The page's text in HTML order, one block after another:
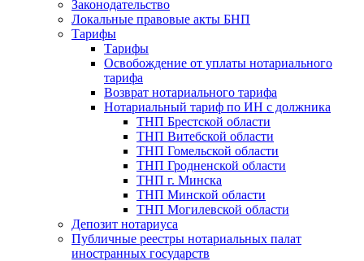
Законодательство
Локальные правовые акты БНП
Тарифы
Тарифы
Освобождение от уплаты нотариального
тарифа
Возврат нотариального тарифа
Нотариальный тариф по ИН с должника
ТНП Брестской области
ТНП Витебской области
ТНП Гомельской области
ТНП Гродненской области
ТНП г. Минска
ТНП Минской области
ТНП Могилевской области
Депозит нотариуса
Публичные реестры нотариальных палат
иностранных государств